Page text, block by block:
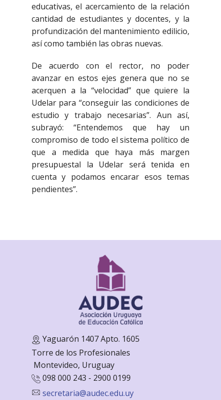
educativas, el acercamiento de la relación
cantidad de estudiantes y docentes, y la
profundización del mantenimiento edilicio,
así como también las obras nuevas.
De acuerdo con el rector, no poder
avanzar en estos ejes genera que no se
acerquen a la “velocidad” que quiere la
Udelar para “conseguir las condiciones de
estudio y trabajo necesarias”. Aun así,
subrayó: “Entendemos que hay un
compromiso de todo el sistema político de
que a medida que haya más margen
presupuestal la Udelar será tenida en
cuenta y podamos encarar esos temas
pendientes”.
Yaguarón 1407 Apto. 1605
Torre de los Profesionales
Montevideo, Uruguay
098 000 243 - 2900 0199
secretaria@audec.edu.uy